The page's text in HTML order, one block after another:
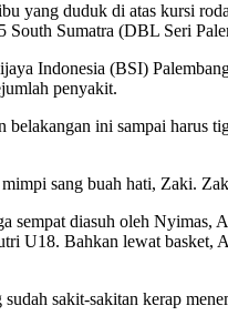
yang duduk di atas kursi
Sumatra (DBL Seri
Indonesia (BSI)
penyakit.
ini sampai
sang buah hati, Zaki.
sempat diasuh oleh
U18. Bahkan lewat
sakit-sakitan kerap